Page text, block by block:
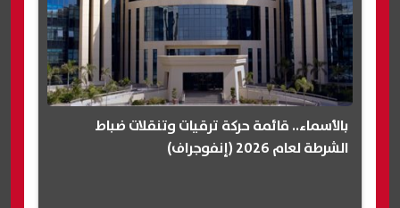
بالأسماء.. قائمة حركة ترقيات وتنقلات ضباط
الشرطة لعام 2026 (إنفوجراف)